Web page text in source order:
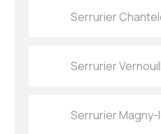
Serrurier
Serrurier
Serrurier